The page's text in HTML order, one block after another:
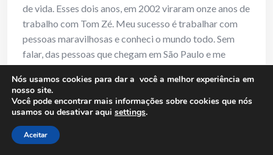
de vida. Esses dois anos, em 2002 viraram onze anos de
trabalho com Tom Zé. Meu sucesso é trabalhar com
pessoas maravilhosas e conheci o mundo todo. Sem
falar, das pessoas que chegam em São Paulo e me
envolvo com os trabalhos e arrumo shows, viabilizo os
projetos que tenho acesso. Como meu amigo Fuba
quando esteve em São Paulo abri todas as minhas
portas e toquei no show do dele.
13) RM: Jarbas essa sua postura faz de você
Nós usamos cookies para dar a você a melhor experiência em
nosso site.
Você pode encontrar mais informações sobre cookies que nós
usamos ou desativar aqui settings.
Aceitar